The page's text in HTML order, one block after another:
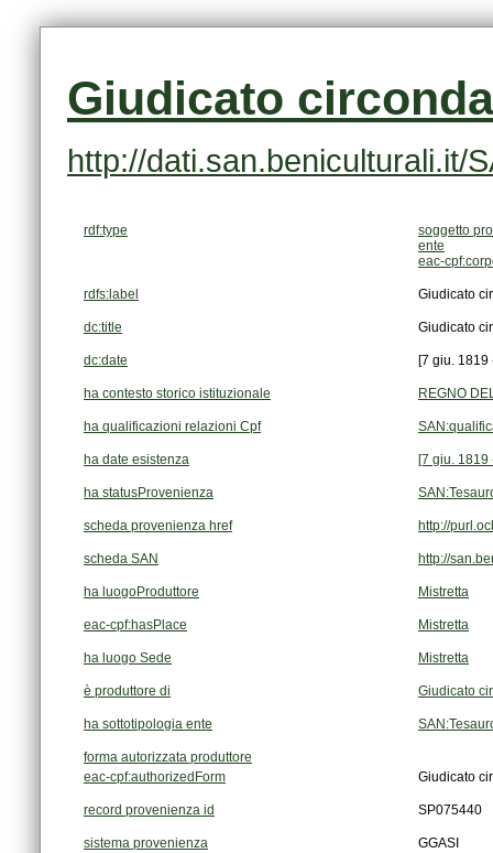
Giudicato
http://dati.san.beniculturali.it/
rdf:type
soggetto
ente
eac-
rdfs:label Giudicato
dc:title Giudicato
dc:date [7 giu. 1819
ha contesto storico istituzionale REGNO
ha qualificazioni relazioni Cpf
ha date esistenza [7 giu. 1819
ha statusProvenienza
scheda provenienza href http://
scheda SAN http://
ha luogoProduttore Mistretta
eac-cpf:hasPlace Mistretta
ha luogo Sede Mistretta
è produttore di Giudicato
ha sottotipologia ente
forma autorizzata produttore
eac-cpf:authorizedForm
Giudicato
record provenienza id SP075440
sistema provenienza GGASI